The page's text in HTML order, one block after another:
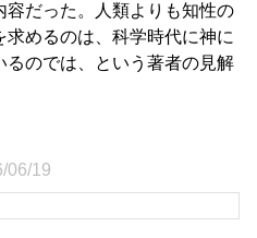
容だった。人類よりも知性の
求めるのは、科学時代に神に
るのでは、という著者の見解
06/19